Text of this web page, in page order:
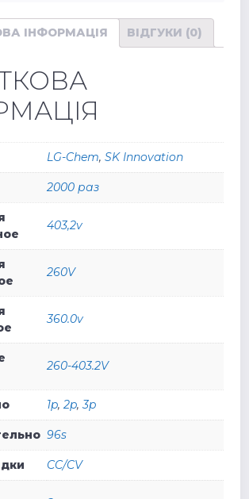
ІНФОРМАЦІЯ ВІДГУКИ (0)
LG-Chem,SK Innovation
2000 раз
403,2v
260V
360.0v
260-403.2V
1p,2p,3p
96s
CC/CV